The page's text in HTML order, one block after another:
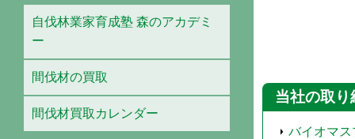
当社の取り
バイオマス
自伐林業家育成塾 森のアカデミ
ー
間伐材の買取
間伐材買取カレンダー